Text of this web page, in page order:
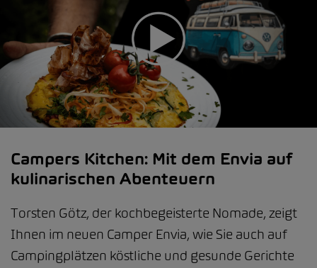
Campers Kitchen: Mit dem Envia auf
kulinarischen Abenteuern
Torsten Götz, der kochbegeisterte Nomade, zeigt
Ihnen im neuen Camper Envia, wie Sie auch auf
Campingplätzen köstliche und gesunde Gerichte